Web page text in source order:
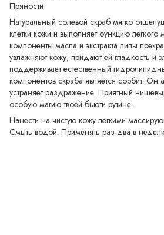
Пряности
Натуральный солевой скраб мягко
клетки кожи и выполняет функцию
компоненты масла и экстракта липы
увлажняют кожу, придают ей гладкость и
поддерживает естественный
компонентов скраба является сорбит. Он
устраняет раздражение. Приятный
особую магию твоей бьюти рутине.
Нанести на чистую кожу легкими
Смыть водой. Применять раз-два в